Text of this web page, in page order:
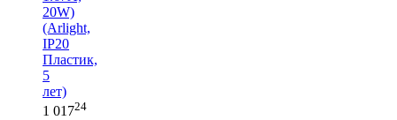
20W)
(Arlight,
IP20
Пластик,
5
лет)
1 01724